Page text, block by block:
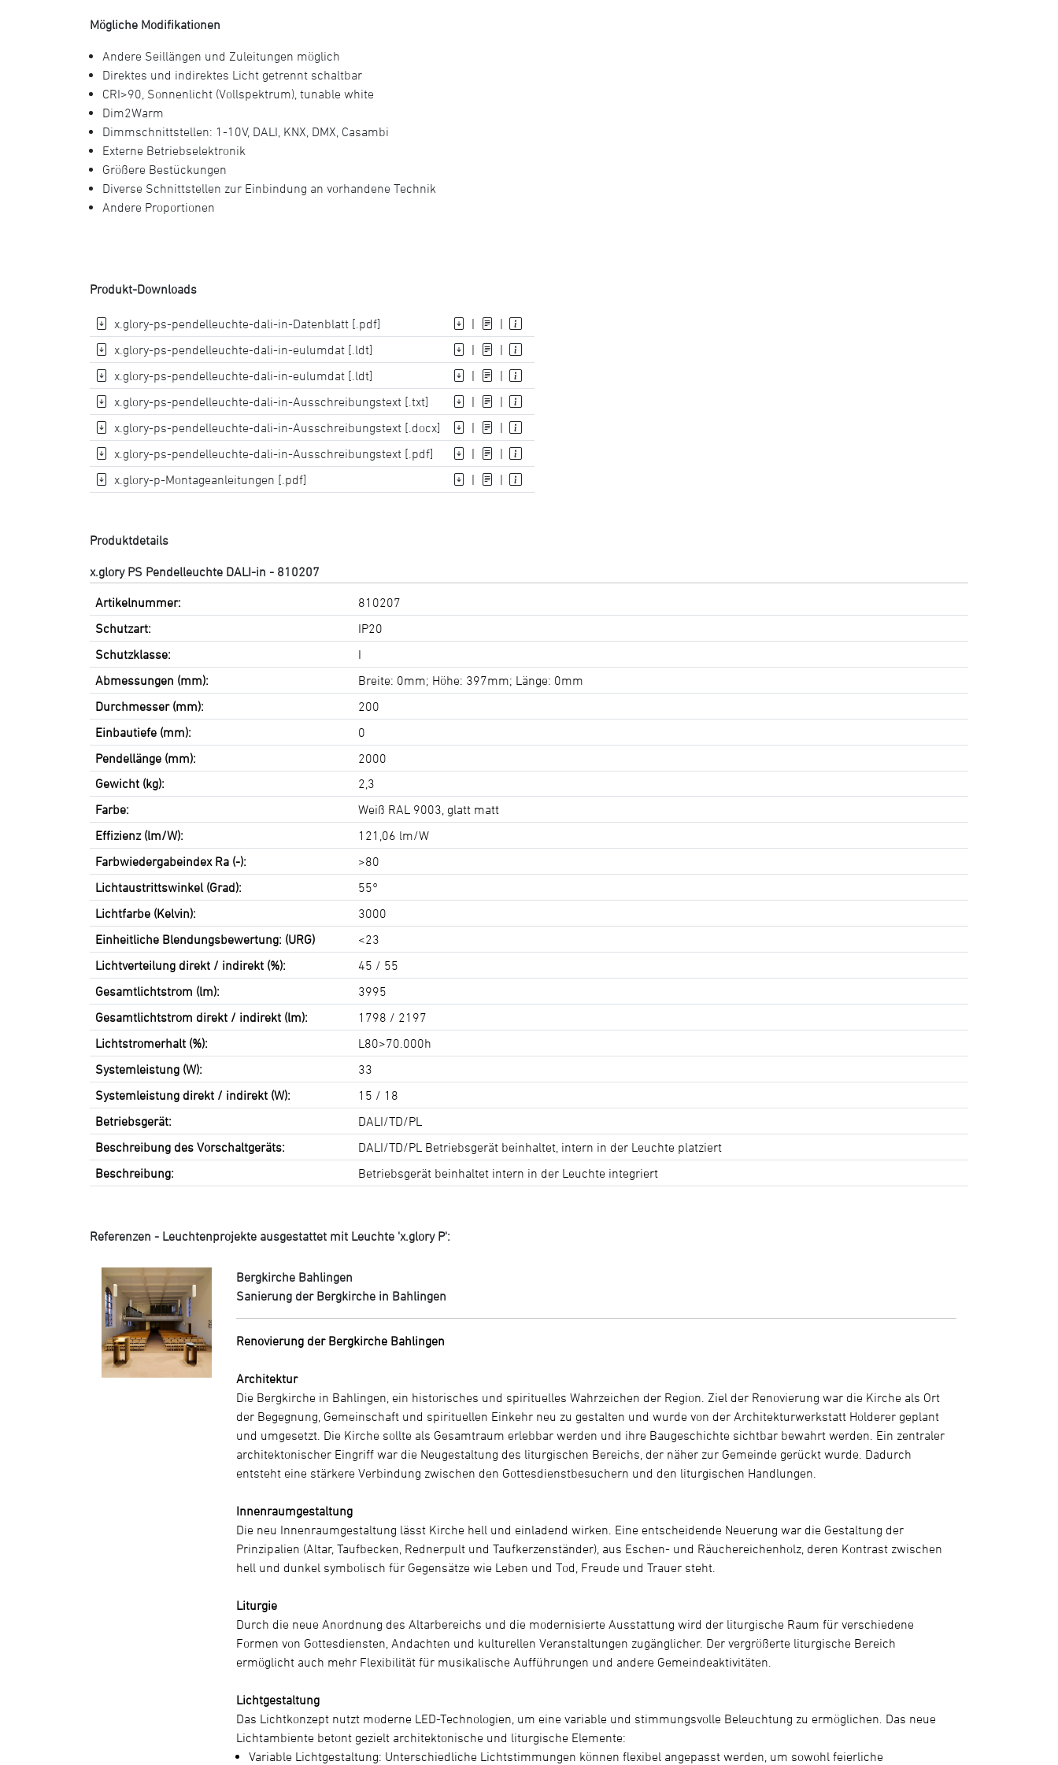
Mögliche Modifikationen
Andere Seillängen und Zuleitungen möglich
Direktes und indirektes Licht getrennt schaltbar
CRI>90, Sonnenlicht (Vollspektrum), tunable white
Dim2Warm
Dimmschnittstellen: 1-10V, DALI, KNX, DMX, Casambi
Externe Betriebselektronik
Größere Bestückungen
Diverse Schnittstellen zur Einbindung an vorhandene Technik
Andere Proportionen
Produkt-Downloads
x.glory-ps-pendelleuchte-dali-in-Datenblatt [.pdf] |
|
x.glory-ps-pendelleuchte-dali-in-eulumdat [.ldt]
|
|
x.glory-ps-pendelleuchte-dali-in-eulumdat [.ldt]
|
|
x.glory-ps-pendelleuchte-dali-in-Ausschreibungstext [.txt]
|
|
x.glory-ps-pendelleuchte-dali-in-Ausschreibungstext [.docx]
|
|
x.glory-ps-pendelleuchte-dali-in-Ausschreibungstext [.pdf]
|
|
x.glory-p-Montageanleitungen [.pdf]
| |
Produktdetails
x.glory PS Pendelleuchte DALI-in - 810207
Artikelnummer:
810207
Schutzart:
IP20
Schutzklasse:
I
Abmessungen (mm):
Breite: 0mm; Höhe: 397mm; Länge: 0mm
Durchmesser (mm):
200
Einbautiefe (mm):
0
Pendellänge (mm):
2000
Gewicht (kg):
2,3
Farbe:
Weiß RAL 9003, glatt matt
Effizienz (lm/W):
121,06 lm/W
Farbwiedergabeindex Ra (-):
>80
Lichtaustrittswinkel (Grad):
55°
Lichtfarbe (Kelvin):
3000
Einheitliche Blendungsbewertung: (URG)
<23
Lichtverteilung direkt / indirekt (%):
45 / 55
Gesamtlichtstrom (lm):
3995
Gesamtlichtstrom direkt / indirekt (lm):
1798 / 2197
Lichtstromerhalt (%):
L80>70.000h
Systemleistung (W):
33
Systemleistung direkt / indirekt (W):
15 / 18
Betriebsgerät:
DALI/TD/PL
Beschreibung des Vorschaltgeräts:
DALI/TD/PL Betriebsgerät beinhaltet, intern in der Leuchte platziert
Beschreibung:
Betriebsgerät beinhaltet intern in der Leuchte integriert
Referenzen - Leuchtenprojekte ausgestattet mit Leuchte 'x.glory P':
Bergkirche Bahlingen
Sanierung der Bergkirche in Bahlingen
Renovierung der Bergkirche Bahlingen
Architektur
Die Bergkirche in Bahlingen, ein historisches und spirituelles Wahrzeichen der Region. Ziel der Renovierung war die Kirche als Ort
der Begegnung, Gemeinschaft und spirituellen Einkehr neu zu gestalten und wurde von der Architekturwerkstatt Holderer geplant
und umgesetzt. Die Kirche sollte als Gesamtraum erlebbar werden und ihre Baugeschichte sichtbar bewahrt werden. Ein zentraler
architektonischer Eingriff war die Neugestaltung des liturgischen Bereichs, der näher zur Gemeinde gerückt wurde. Dadurch
entsteht eine stärkere Verbindung zwischen den Gottesdienstbesuchern und den liturgischen Handlungen.
Innenraumgestaltung
Die neu Innenraumgestaltung lässt Kirche hell und einladend wirken. Eine entscheidende Neuerung war die Gestaltung der
Prinzipalien (Altar, Taufbecken, Rednerpult und Taufkerzenständer), aus Eschen- und Räuchereichenholz, deren Kontrast zwischen
hell und dunkel symbolisch für Gegensätze wie Leben und Tod, Freude und Trauer steht.
Liturgie
Durch die neue Anordnung des Altarbereichs und die modernisierte Ausstattung wird der liturgische Raum für verschiedene
Formen von Gottesdiensten, Andachten und kulturellen Veranstaltungen zugänglicher. Der vergrößerte liturgische Bereich
ermöglicht auch mehr Flexibilität für musikalische Aufführungen und andere Gemeindeaktivitäten.
Lichtgestaltung
Das Lichtkonzept nutzt moderne LED-Technologien, um eine variable und stimmungsvolle Beleuchtung zu ermöglichen. Das neue
Lichtambiente betont gezielt architektonische und liturgische Elemente:
Variable Lichtgestaltung: Unterschiedliche Lichtstimmungen können flexibel angepasst werden, um sowohl feierliche